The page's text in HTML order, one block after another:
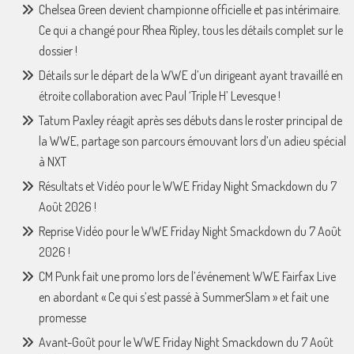
Chelsea Green devient championne officielle et pas intérimaire.
Ce qui a changé pour Rhea Ripley, tous les détails complet sur le
dossier !
Détails sur le départ de la WWE d’un dirigeant ayant travaillé en
étroite collaboration avec Paul ‘Triple H’ Levesque !
Tatum Paxley réagit après ses débuts dans le roster principal de
la WWE, partage son parcours émouvant lors d’un adieu spécial
à NXT
Résultats et Vidéo pour le WWE Friday Night Smackdown du 7
Août 2026 !
Reprise Vidéo pour le WWE Friday Night Smackdown du 7 Août
2026 !
CM Punk fait une promo lors de l’événement WWE Fairfax Live
en abordant « Ce qui s’est passé à SummerSlam » et fait une
promesse
Avant-Goût pour le WWE Friday Night Smackdown du 7 Août